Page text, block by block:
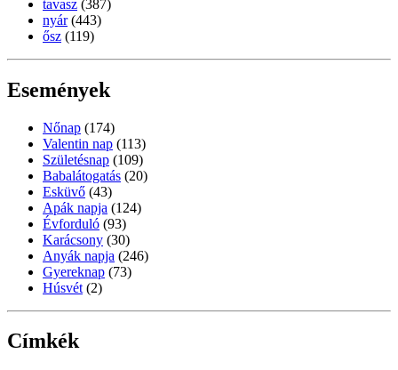
tavasz (387)
nyár (443)
ősz (119)
Események
Nőnap (174)
Valentin nap (113)
Születésnap (109)
Babalátogatás (20)
Esküvő (43)
Apák napja (124)
Évforduló (93)
Karácsony (30)
Anyák napja (246)
Gyereknap (73)
Húsvét (2)
Címkék